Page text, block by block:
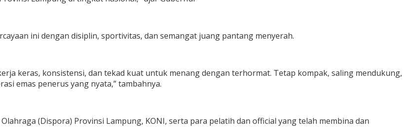
ini dengan disiplin, sportivitas, dan semangat juang pantang menyerah.
keras, konsistensi, dan tekad kuat untuk menang dengan terhormat. Tetap kompak, saling mendukung,
emas penerus yang nyata,” tambahnya.
(Dispora) Provinsi Lampung, KONI, serta para pelatih dan official yang telah membina dan